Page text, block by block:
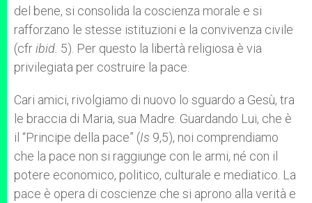
del bene, si consolida la coscienza morale e si
rafforzano le stesse istituzioni e la convivenza civile
(cfribid. 5). Per questo la libertà religiosa è via
privilegiata per costruire la pace.
Cari amici, rivolgiamo di nuovo lo sguardo a Gesù, tra
le braccia di Maria, sua Madre. Guardando Lui, che è
il “Principe della pace” (Is 9,5), noi comprendiamo
che la pace non si raggiunge con le armi, né con il
potere economico, politico, culturale e mediatico. La
pace è opera di coscienze che si aprono alla verità e